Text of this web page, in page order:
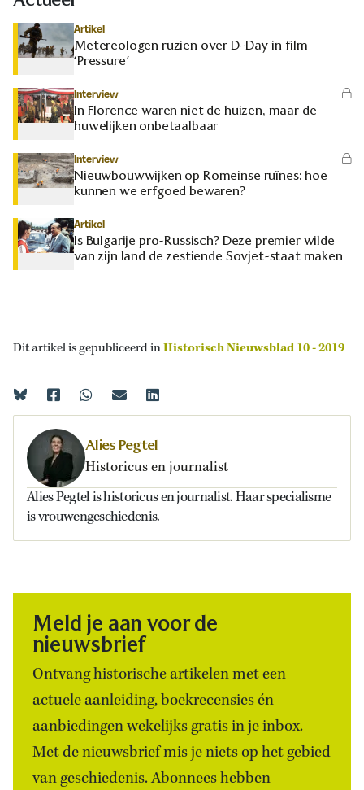
Artikel
Metereologen ruziën over D-Day in film
‘Pressure’
Interview
In Florence waren niet de huizen, maar de
huwelijken onbetaalbaar
Interview
Nieuwbouwwijken op Romeinse ruïnes: hoe
kunnen we erfgoed bewaren?
Artikel
Is Bulgarije pro-Russisch? Deze premier wilde
van zijn land de zestiende Sovjet-staat maken
Dit artikel is gepubliceerd inHistorisch Nieuwsblad 10 - 2019
Alies Pegtel
Historicus en journalist
Alies Pegtel is historicus en journalist. Haar specialisme
is vrouwengeschiedenis.
Meld je aan voor de
nieuwsbrief
Ontvang historische artikelen met een
actuele aanleiding, boekrecensies én
aanbiedingen wekelijks gratis in je inbox.
Met de nieuwsbrief mis je niets op het gebied
van geschiedenis. Abonnees hebben